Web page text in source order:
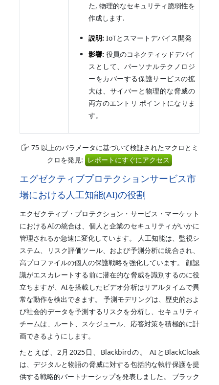
た, 物理的なセキュリティ脆弱性を
作成します.
説明: IoTとスマートデバイス開発
影響: 役員のコネクティッドデバイ
スとして、パーソナルテクノロジ
ーをカバーする保護サービスの拡
大は、サイバーと物理的な脅威の
両方のエントリ ポイントになりま
す。
75 以上のパラメータに基づいて検証されたマクロとミ
クロを発見: レポートにすぐにアクセス
エグゼクティブプロテクションサービス市
場における人工知能(AI)の役割
エクゼクティブ・プロテクション・サービス・マーケット
におけるAIの統合は、個人と企業のセキュリティがいかに
管理されるか急速に変化しています。 人工知能は、監視シ
ステム、リスク評価ツール、および予測分析に統合され、
高プロファイルの個人の保護戦略を強化しています。 顔認
識がエスカレートする前に潜在的な脅威を識別するのに役
立ちますが、AIを搭載したビデオ分析はリアルタイムで異
常な動作を検出できます。 予測モデリングは、歴史的およ
び社会的データを予測するリスクを分析し、セキュリティ
チームは、ルート、スケジュール、応答対策を積極的に計
画できるようにします。
たとえば、2月2025日、Blackbirdの。 AIとBlackCloak
は、デジタルと物語の脅威に対する包括的な執行保護を提
供する戦略的パートナーシップを発表しました。 ブラック